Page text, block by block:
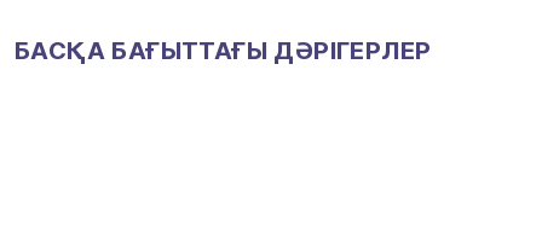
БАСҚА БАҒЫТТАҒЫ ДӘРІГЕРЛЕР